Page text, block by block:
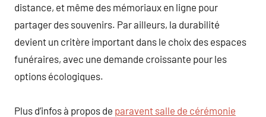
distance, et même des mémoriaux en ligne pour
partager des souvenirs. Par ailleurs, la durabilité
devient un critère important dans le choix des espaces
funéraires, avec une demande croissante pour les
options écologiques.
Plus d’infos à propos de paravent salle de cérémonie